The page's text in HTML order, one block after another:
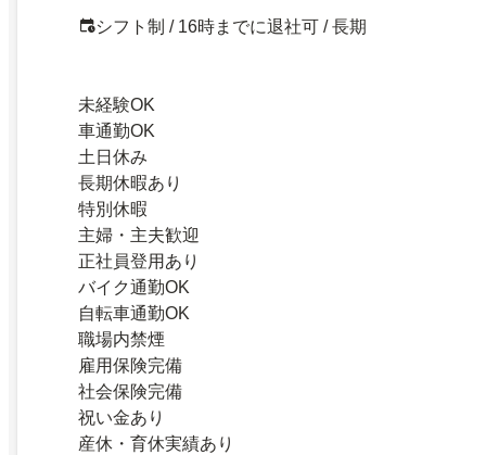
シフト制 / 16時までに退社可 / 長期
未経験OK
車通勤OK
土日休み
長期休暇あり
特別休暇
主婦・主夫歓迎
正社員登用あり
バイク通勤OK
自転車通勤OK
職場内禁煙
雇用保険完備
社会保険完備
祝い金あり
産休・育休実績あり